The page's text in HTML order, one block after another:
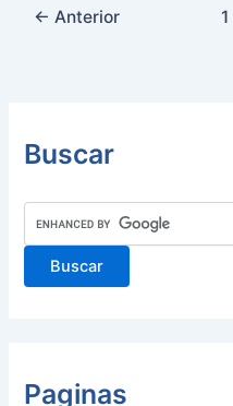
Paginación
← Anterior 1
Buscar
Paginas